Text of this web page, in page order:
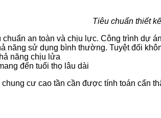
Tiêu chuẩn thiết
an toàn và chịu lực. Công trình dự
năng sử dụng bình thường. Tuyệt đối
năng chịu lửa
đến tuổi thọ lâu dài
cư cao tần cần được tính toán cẩn